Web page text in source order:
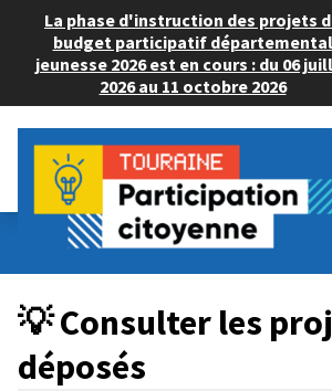
La phase d'instruction des projets
budget participatif départemental
jeunesse 2026 est en cours : du 06
2026 au 11 octobre 2026
Budget Participatif JEUNESSE 2024
💡 Consulter les projets déposés
💡 Consulter les
déposés